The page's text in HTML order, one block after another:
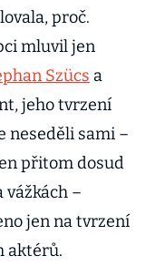
proč.
mluvil jen
Szücs a
jeho tvrzení
neseděli sami –
přitom dosud
vážkách –
jen na tvrzení
aktérů.